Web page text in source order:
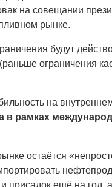
на совещании
рынке.
будут
ограничения
на
в рамках
остаётся
присадок ещё на год,